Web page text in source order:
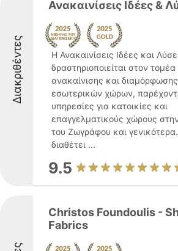
Διακριθέντες
Ανακαινίσεις Ιδέες &
Η Ανακαινίσεις Ιδέες και
δραστηριοποιείται στον τομέα
ανακαίνισης και διαμόρφωσης
εσωτερικών χώρων,
υπηρεσίες για κατοικίες και
επαγγελματικούς χώρους
του Ζωγράφου και
διαθέτει ...
9.5
Christos Foundoulis -
Fabrics